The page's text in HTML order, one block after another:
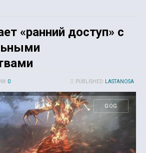
«ранний доступ» с
PUBLISHED: LASTANOSA
0
GOG